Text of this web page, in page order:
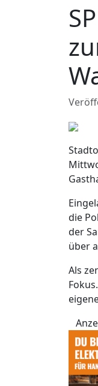
die
der
über
Als